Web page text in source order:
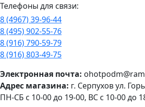
Телефоны для связи:
8 (4967) 39-96-44
8 (495) 902-55-76
8 (916) 790-59-79
8 (916) 803-49-75
ПН-СБ с 10-00 до 19-00, ВС с 10-00 до
Электронная почта:
Адрес магазина: г. Серпухов ул.